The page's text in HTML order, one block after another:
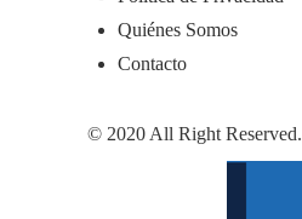
Quiénes Somos
Contacto
© 2020 All Right Reserved.